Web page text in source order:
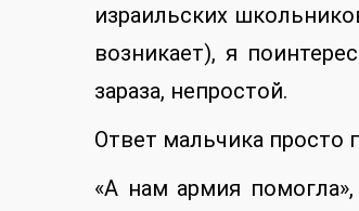
израильских
возникает), я
зараза, непростой.
Ответ мальчика просто
«А нам армия